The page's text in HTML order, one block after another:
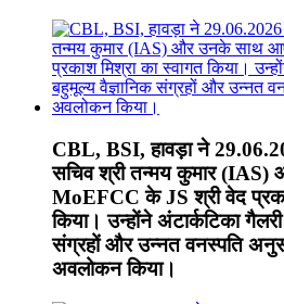
CBL, BSI, हावड़ा ने
सचिव श्री तन्मय कुमार
MoEFCC के JS श्री वेद
किया। उन्होंने अंटार्कटिका
संग्रहों और उन्नत वनस्पति
अवलोकन किया।